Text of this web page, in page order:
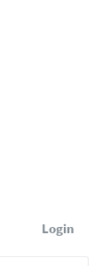
Login